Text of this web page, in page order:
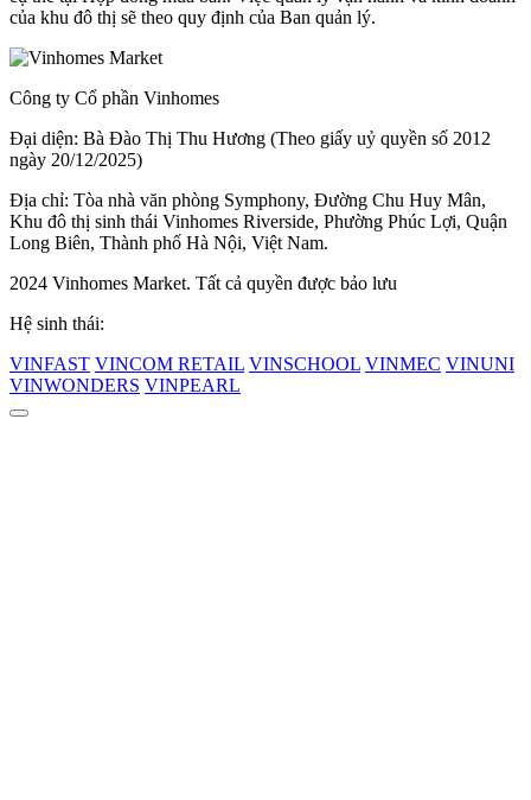
của khu đô thị sẽ theo quy định của Ban quản lý.
Công ty Cổ phần Vinhomes
Đại diện: Bà Đào Thị Thu Hương (Theo giấy uỷ quyền số 2012
ngày 20/12/2025)
Địa chỉ: Tòa nhà văn phòng Symphony, Đường Chu Huy Mân,
Khu đô thị sinh thái Vinhomes Riverside, Phường Phúc Lợi, Quận
Long Biên, Thành phố Hà Nội, Việt Nam.
2024 Vinhomes Market. Tất cả quyền được bảo lưu
Hệ sinh thái:
VINFAST VINCOM RETAIL VINSCHOOL VINMEC VINUNI
VINWONDERS VINPEARL